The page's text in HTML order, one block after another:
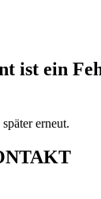
ist ein
erneut.